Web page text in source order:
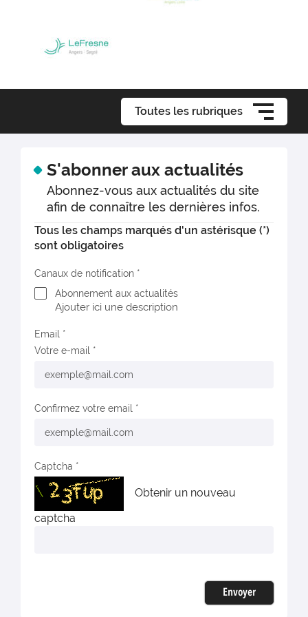
Toutes les rubriques
S'abonner aux actualités
Abonnez-vous aux actualités du site
afin de connaître les dernières infos.
Tous les champs marqués d'un astérisque (*)
sont obligatoires
Canaux de notification
Abonnement aux actualités
Ajouter ici une description
Email
Votre e-mail
Confirmez votre email
Captcha
Obtenir un nouveau
captcha
Envoyer